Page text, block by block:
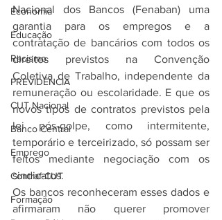
Economia
Educação
Racismo
PREVIDÊNCIA
CUT Nacional
Banco Central
Emprego
Contraf-CUT
Formação
Nacional dos Bancos (Fenaban) uma
garantia para os empregos e a
contratação de bancários com todos os
direitos previstos na Convenção
Coletiva de Trabalho, independente da
remuneração ou escolaridade. E que os
novos tipos de contratos previstos pela
lei pós-golpe, como intermitente,
temporário e terceirizado, só possam ser
feitos mediante negociação com os
sindicatos.
Os bancos reconheceram esses dados e
afirmaram não querer promover